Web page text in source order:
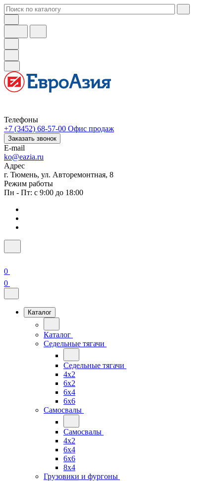
Телефоны
+7 (3452) 68-57-00 Офис продаж
Заказать звонок
E-mail
ko@eazia.ru
Адрес
г. Тюмень, ул. Авторемонтная, 8
Режим работы
Пн - Пт: с 9:00 до 18:00
0
0
Каталог
Каталог
Седельные тягачи
Седельные тягачи
4x2
6x2
6x4
6x6
Самосвалы
Самосвалы
4x2
6x4
6x6
8x4
Грузовики и фургоны